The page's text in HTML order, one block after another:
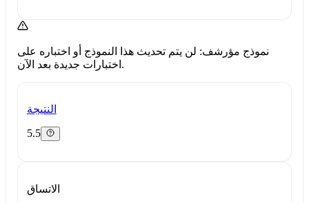
نموذج مؤرشف: لن يتم تحديث هذا النموذج أو اختباره على
اختبارات جديدة بعد الآن.
النتيجة
5.5
الاتساق